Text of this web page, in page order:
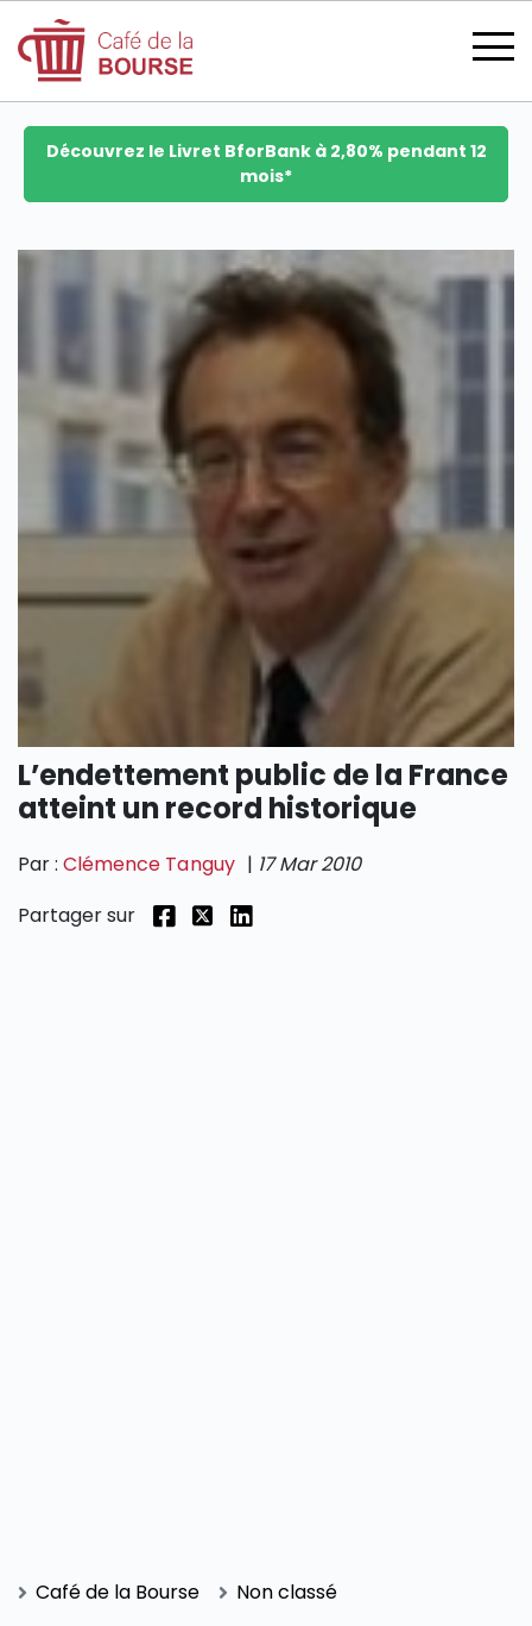
se connecter
devenir membre
CATÉGORIES
SECTIONS
Découvrez le Livret BforBank à 2,80% pendant 12
mois*
L’endettement public de la France
atteint un record historique
Par :Clémence Tanguy | 17 Mar 2010
Partager sur
Café de la Bourse
Non classé